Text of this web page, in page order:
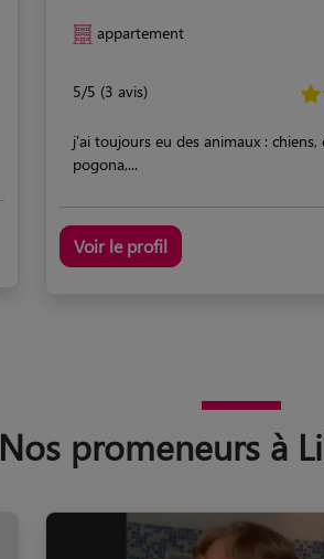
appartement
5/5 (3 avis)
j'ai toujours eu des animaux : chiens,
pogona,...
Voir le profil
Nos promeneurs à